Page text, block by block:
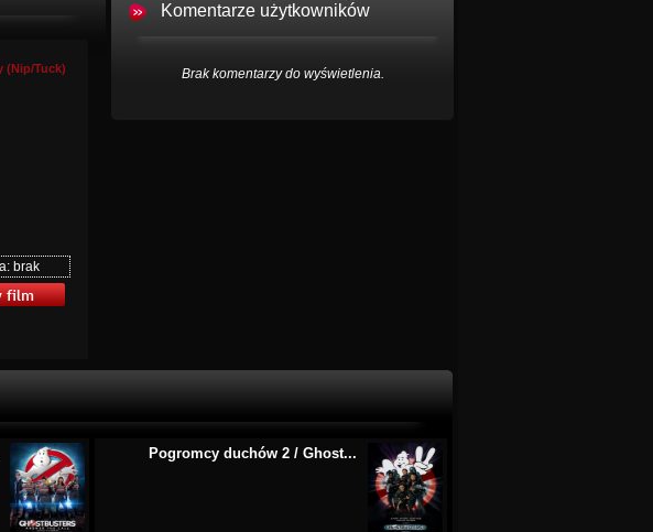
(Nip/Tuck)
brak
Komentarze użytkowników
Brak komentarzy do wyświetlenia.
Pogromcy duchów 2 / Ghost...